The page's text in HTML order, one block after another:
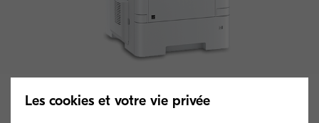
Multifonction A4 monochrome
Les cookies et votre vie privée